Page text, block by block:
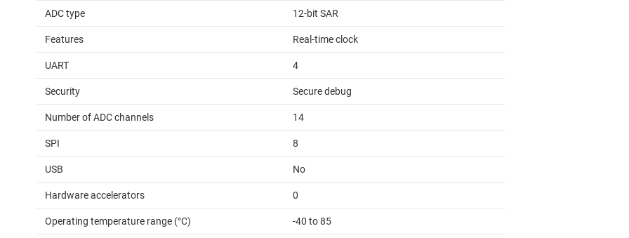
ADC type 12-bit SAR
Features Real-time clock
UART 4
Security Secure debug
Number of ADC channels 14
SPI 8
USB No
Hardware accelerators 0
Operating temperature range (°C) -40 to 85